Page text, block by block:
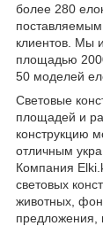
более 280
клиентов. Мы
площадью
50 моделей
Световые
площадей и
конструкцию
отличным
Компания
световых
животных,
предложения,